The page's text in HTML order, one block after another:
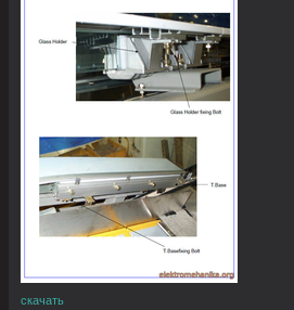
скачать